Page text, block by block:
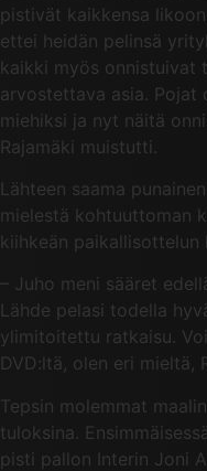
pistivät kaikkensa
ettei heidän pelinsä
kaikki myös onnistuivat
arvostettava asia. Pojat
miehiksi ja nyt näitä
Rajamäki muistutti.
Lähteen saama
mielestä kohtuuttoman
kiihkeän paikallisottelun
– Juho meni sääret
Lähde pelasi todella
ylimitoitettu ratkaisu.
DVD:ltä, olen eri mieltä,
Tepsin molemmat
tuloksina.
pisti pallon Interin Joni